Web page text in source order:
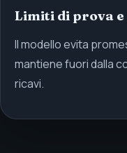
Limiti di prova
Il modello evita
mantiene fuori dalla
ricavi.